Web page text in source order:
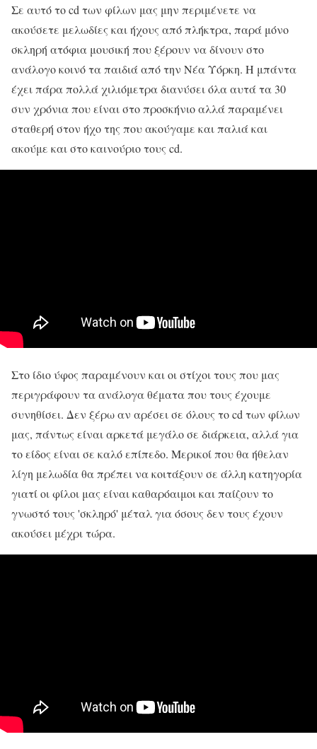
Σε αυτό το cd των φίλων μας μην περιμένετε να
ακούσετε μελωδίες και ήχους από πλήκτρα, παρά μόνο
σκληρή ατόφια μουσική που ξέρουν να δίνουν στο
ανάλογο κοινό τα παιδιά από την Νέα Υόρκη. Η μπάντα
έχει πάρα πολλά χιλιόμετρα διανύσει όλα αυτά τα 30
συν χρόνια που είναι στο προσκήνιο αλλά παραμένει
σταθερή στον ήχο της που ακούγαμε και παλιά και
ακούμε και στο καινούριο τους cd.
Στο ίδιο ύφος παραμένουν και οι στίχοι τους που μας
περιγράφουν τα ανάλογα θέματα που τους έχουμε
συνηθίσει. Δεν ξέρω αν αρέσει σε όλους το cd των φίλων
μας, πάντως είναι αρκετά μεγάλο σε διάρκεια, αλλά για
το είδος είναι σε καλό επίπεδο. Μερικοί που θα ήθελαν
λίγη μελωδία θα πρέπει να κοιτάξουν σε άλλη κατηγορία
γιατί οι φίλοι μας είναι καθαρόαιμοι και παίζουν το
γνωστό τους 'σκληρό' μέταλ για όσους δεν τους έχουν
ακούσει μέχρι τώρα.